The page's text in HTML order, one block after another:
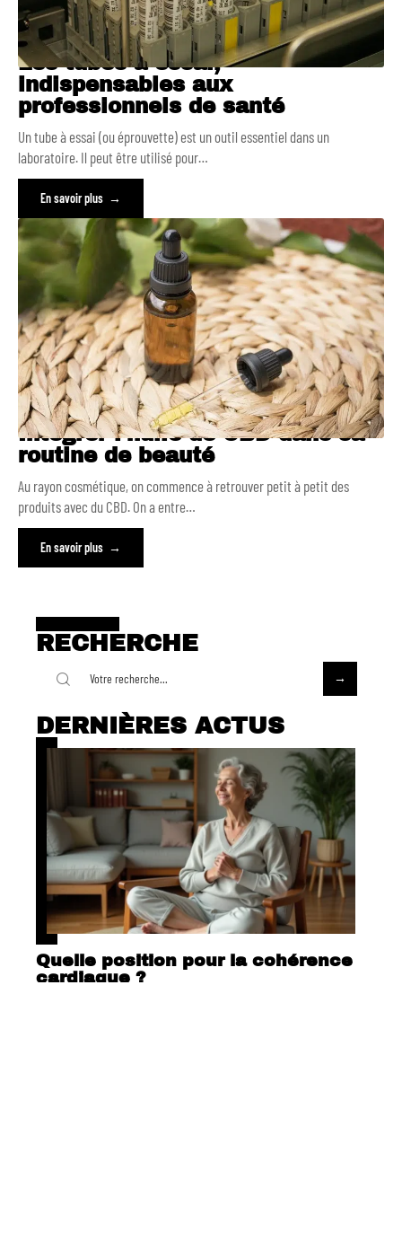
Les tubes à essai,
indispensables aux
professionnels de santé
Un tube à essai (ou éprouvette) est un outil essentiel dans un
laboratoire. Il peut être utilisé pour…
En savoir plus
Intégrer l’huile de CBD dans sa
routine de beauté
Au rayon cosmétique, on commence à retrouver petit à petit des
produits avec du CBD. On a entre…
En savoir plus
RECHERCHE
DERNIÈRES ACTUS
Quelle position pour la cohérence
cardiaque ?